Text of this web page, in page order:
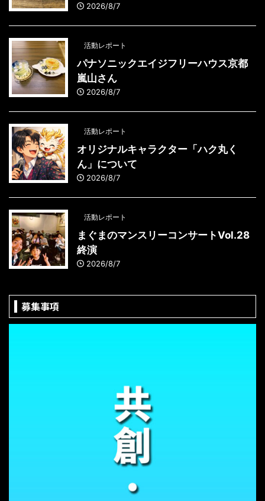
2026/8/7
活動レポート
パナソニックエイジフリーハウス京都
嵐山さん
2026/8/7
活動レポート
オリジナルキャラクター「ハク丸く
ん」について
2026/8/7
活動レポート
まぐまのマンスリーコンサートVol.28
終演
2026/8/7
募集事項